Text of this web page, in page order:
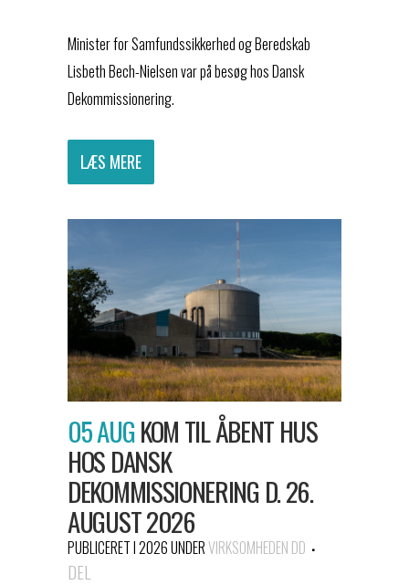
Minister for Samfundssikkerhed og Beredskab
Lisbeth Bech-Nielsen var på besøg hos Dansk
Dekommissionering.
LÆS MERE
05 AUGKOM TIL ÅBENT HUS
HOS DANSK
DEKOMMISSIONERING D. 26.
AUGUST 2026
PUBLICERET I 2026UNDERVIRKSOMHEDEN DD
DEL